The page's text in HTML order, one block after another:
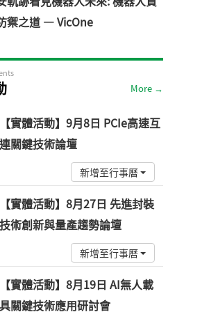
禦之道 — VicOne
More →
【實體活動】9月8日 PCIe高速互
連關鍵技術論壇
新增至行事曆
【實體活動】8月27日 先進封裝
技術創新與量產趨勢論壇
新增至行事曆
【實體活動】8月19日 AI無人載
具關鍵技術應用研討會